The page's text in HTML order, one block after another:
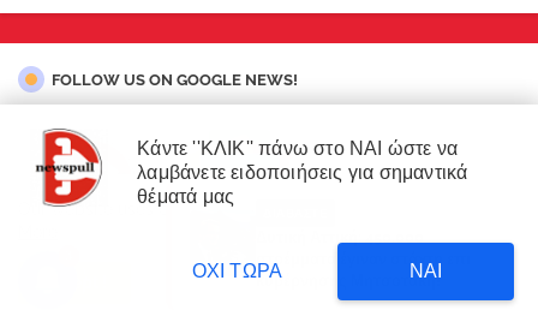
στρέμματα έγιναν στάχτη επι
κυβέρνησης Μητσοτάκη!
FOLLOW US ON GOOGLE NEWS!
ΑΚΟΛΟYΘΗΣΤΕ ΜΑΣ ΚΑΙ ΣΤΟ GOOGLE NEWS!
Our website uses cookies to enhance your experience.
Κάντε ''ΚΛΙΚ'' πάνω στο ΝΑΙ ώστε να
λαμβάνετε ειδοποιήσεις για σημαντικά
θέματά μας
ΝΑΙ
ΟΧΙ ΤΩΡΑ